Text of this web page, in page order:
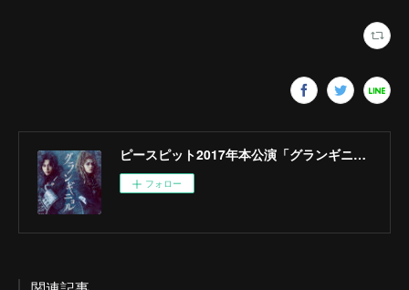
ピースピット2017年本公演「グランギニョル」
フォロー